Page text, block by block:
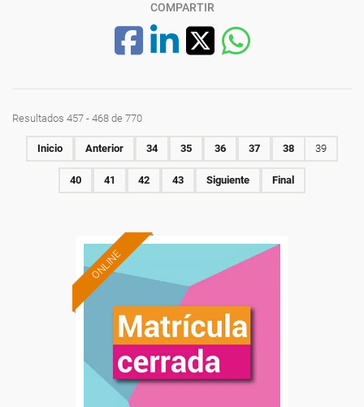
COMPARTIR
Resultados 457 - 468 de 770
Inicio Anterior 34 35 36 37 38 39
40 41 42 43 Siguiente Final
ONLINE